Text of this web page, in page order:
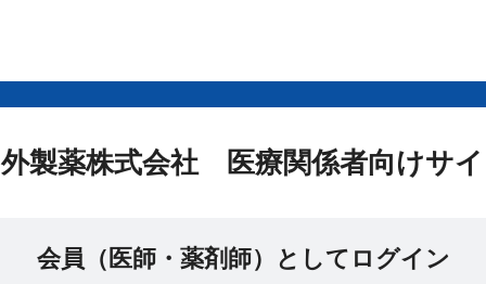
製薬株式会社 医療関係者向けサ
会員（医師・薬剤師）としてログイン